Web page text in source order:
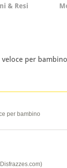
& Resi
per
per bambino